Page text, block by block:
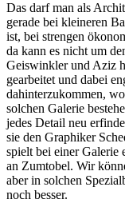
Das darf man als
gerade bei kleineren
ist, bei strengen
da kann es nicht um
Geiswinkler und Aziz
gearbeitet und dabei
dahinterzukommen,
solchen Galerie
jedes Detail neu
sie den Graphiker
spielt bei einer Galerie
an Zumtobel. Wir
aber in solchen
noch besser.